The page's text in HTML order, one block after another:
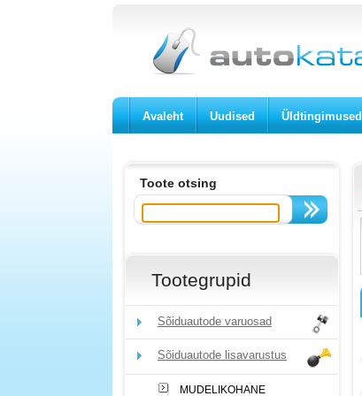
Avaleht Uudised Üldtingimused
Toote otsing
Tootegrupid
Sõiduautode varuosad
Sõiduautode lisavarustus
MUDELIKOHANE